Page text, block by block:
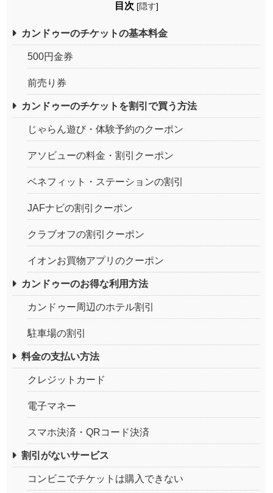
目次 [隠す]
カンドゥーのチケットの基本料金
500円金券
前売り券
カンドゥーのチケットを割引で買う方法
じゃらん遊び・体験予約のクーポン
アソビューの料金・割引クーポン
ベネフィット・ステーションの割引
JAFナビの割引クーポン
クラブオフの割引クーポン
イオンお買物アプリのクーポン
カンドゥーのお得な利用方法
カンドゥー周辺のホテル割引
駐車場の割引
料金の支払い方法
クレジットカード
電子マネー
スマホ決済・QRコード決済
割引がないサービス
コンビニでチケットは購入できない